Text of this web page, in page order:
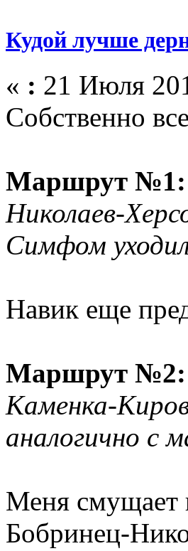
Кудой лучше
« : 21 Июля
Собственно
Маршрут №1:
Николаев-
Симфом
Навик еще
Маршрут №2:
Каменка-
аналогично с
Меня смущает
Бобринец-